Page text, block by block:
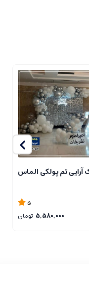
آرایی تم پولکی الماس
5
5,580,000 تومان